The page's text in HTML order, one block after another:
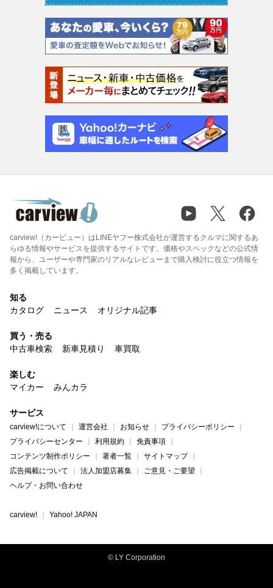
carview!（カービュー）はLINEヤフー株式会社が運営するクルマに関するあ
らゆる情報やサービスを提供するサイトです。価格やスペックなどの公式情
報から、ユーザーや専門家のリアルなレビューまで購入検討に役立つ情報を
多く掲載しています。
知る
カタログ
ニュース オリジナル記事
買う・売る
中古車検索
新車見積り 車買取
楽しむ
マイカー
みんカラ
サービス
carview!について 運営会社 お知らせ
プライバシーポリシー
プライバシーセンター
利用規約
免責事項
コンテンツ制作ポリシー
著者一覧
サイトマップ
広告掲載について
法人加盟店募集
ご意見・ご要望
ヘルプ・お問い合わせ
carview! Yahoo! JAPAN
© LY Corporation